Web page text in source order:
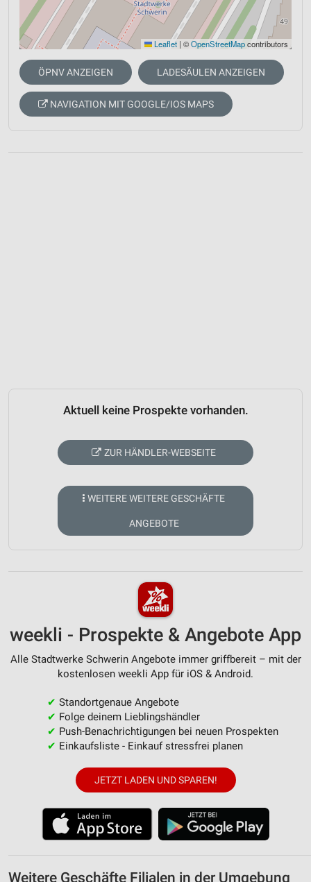
Leaflet | ©OpenStreetMapcontributors
ÖPNV ANZEIGEN LADESÄULEN ANZEIGEN
NAVIGATION MIT GOOGLE/IOS MAPS
Aktuell keine Prospekte vorhanden.
ZUR HÄNDLER-WEBSEITE
WEITERE WEITERE GESCHÄFTE
ANGEBOTE
weekli - Prospekte & Angebote App
Alle Stadtwerke Schwerin Angebote immer griffbereit – mit der
kostenlosen weekli App für iOS & Android.
✔ Standortgenaue Angebote
✔ Folge deinem Lieblingshändler
✔ Push-Benachrichtigungen bei neuen Prospekten
✔ Einkaufsliste - Einkauf stressfrei planen
JETZT LADEN UND SPAREN!
Weitere Geschäfte Filialen in der Umgebung